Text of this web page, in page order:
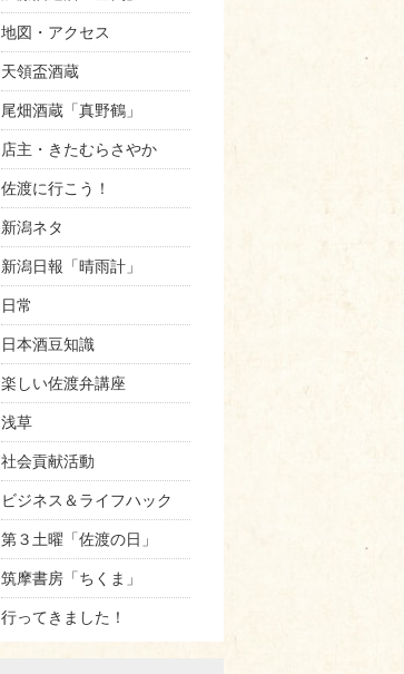
地図・アクセス
天領盃酒蔵
尾畑酒蔵「真野鶴」
店主・きたむらさやか
佐渡に行こう！
新潟ネタ
新潟日報「晴雨計」
日常
日本酒豆知識
楽しい佐渡弁講座
浅草
社会貢献活動
ビジネス＆ライフハック
第３土曜「佐渡の日」
筑摩書房「ちくま」
行ってきました！